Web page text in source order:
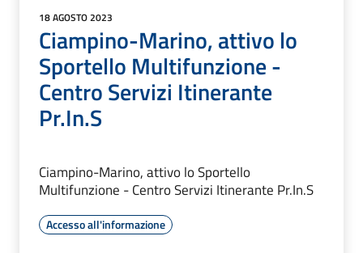
18 AGOSTO 2023
Ciampino-Marino, attivo lo
Sportello Multifunzione -
Centro Servizi Itinerante
Pr.In.S
Ciampino-Marino, attivo lo Sportello
Multifunzione - Centro Servizi Itinerante Pr.In.S
Accesso all'informazione